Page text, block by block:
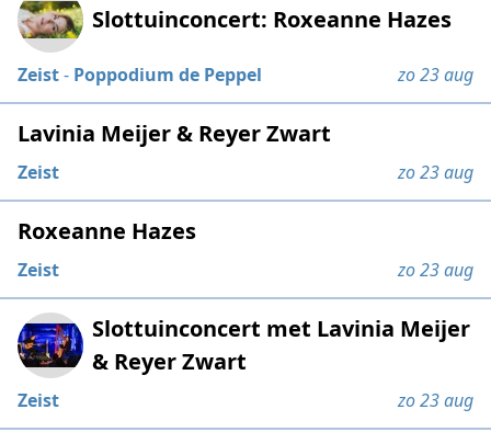
Slottuinconcert: Roxeanne Hazes
Zeist- Poppodium de Peppel zo 23 aug
Lavinia Meijer & Reyer Zwart
Zeist zo 23 aug
Roxeanne Hazes
Zeist zo 23 aug
Slottuinconcert met Lavinia Meijer
& Reyer Zwart
Zeist zo 23 aug